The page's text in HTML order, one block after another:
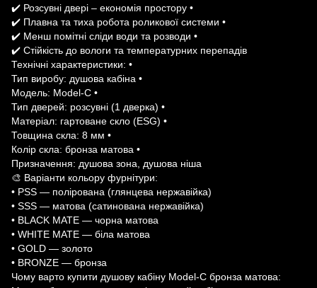
✔️ Розсувні двері – економія простору •
✔️ Плавна та тиха робота роликової системи •
✔️ Менш помітні сліди води та розводи •
✔️ Стійкість до вологи та температурних перепадів
Технічні характеристики: •
Тип виробу: душова кабіна •
Модель: Model-C •
Тип дверей: розсувні (1 дверка) •
Матеріал: гартоване скло (ESG) •
Товщина скла: 8 мм •
Колір скла: бронза матова •
Призначення: душова зона, душова ніша
🎨 Варіанти кольору фурнітури:
• PSS — полірована (глянцева нержавійка)
• SSS — матова (сатинована нержавійка)
• BLACK MATE — чорна матова
• WHITE MATE — біла матова
• GOLD — золото
• BRONZE — бронза
Чому варто купити душову кабіну Model-C бронза матова: